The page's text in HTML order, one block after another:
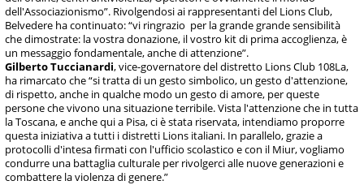
dell'Associazionismo”. Rivolgendosi ai rappresentanti del Lions Club,
Belvedere ha continuato: “vi ringrazio per la grande grande sensibilità
che dimostrate: la vostra donazione, il vostro kit di prima accoglienza, è
un messaggio fondamentale, anche di attenzione”.
Gilberto Tuccianardi, vice-governatore del distretto Lions Club 108La,
ha rimarcato che “si tratta di un gesto simbolico, un gesto d'attenzione,
di rispetto, anche in qualche modo un gesto di amore, per queste
persone che vivono una situazione terribile. Vista l'attenzione che in tutta
la Toscana, e anche qui a Pisa, ci è stata riservata, intendiamo proporre
questa iniziativa a tutti i distretti Lions italiani. In parallelo, grazie a
protocolli d'intesa firmati con l'ufficio scolastico e con il Miur, vogliamo
condurre una battaglia culturale per rivolgerci alle nuove generazioni e
combattere la violenza di genere.”